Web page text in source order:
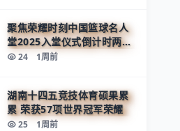
聚焦荣耀时刻中国篮球名人
堂2025入堂仪式倒计时两天
群星闪耀致敬传奇再启新篇
24 1周前
湖南十四五竞技体育硕果累
累 荣获57项世界冠军荣耀
25 1周前